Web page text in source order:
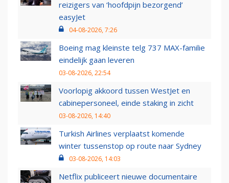
reizigers van ‘hoofdpijn bezorgend’
easyJet
04-08-2026, 7:26
Boeing mag kleinste telg 737 MAX-familie
eindelijk gaan leveren
03-08-2026, 22:54
Voorlopig akkoord tussen WestJet en
cabinepersoneel, einde staking in zicht
03-08-2026, 14:40
Turkish Airlines verplaatst komende
winter tussenstop op route naar Sydney
03-08-2026, 14:03
Netflix publiceert nieuwe documentaire